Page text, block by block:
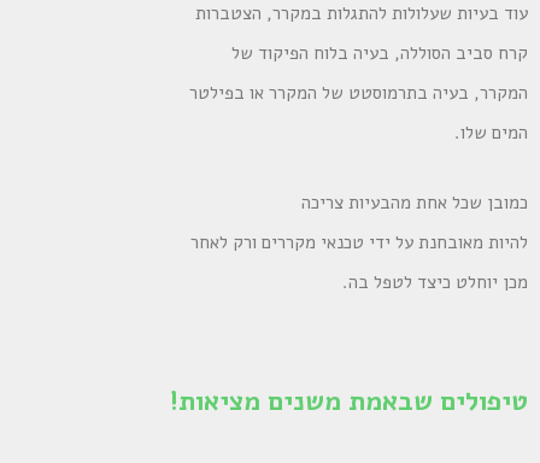
עוד בעיות שעלולות להתגלות במקרר, הצטברות
קרח סביב הסוללה, בעיה בלוח הפיקוד של
המקרר, בעיה בתרמוסטט של המקרר או בפילטר
המים שלו.
כמובן שכל אחת מהבעיות צריכה
להיות מאובחנת על ידי טכנאי מקררים ורק לאחר
מכן יוחלט כיצד לטפל בה.
טיפולים שבאמת משנים מציאות!